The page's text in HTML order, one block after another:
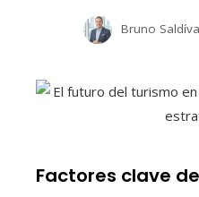
Bruno
Factores clave